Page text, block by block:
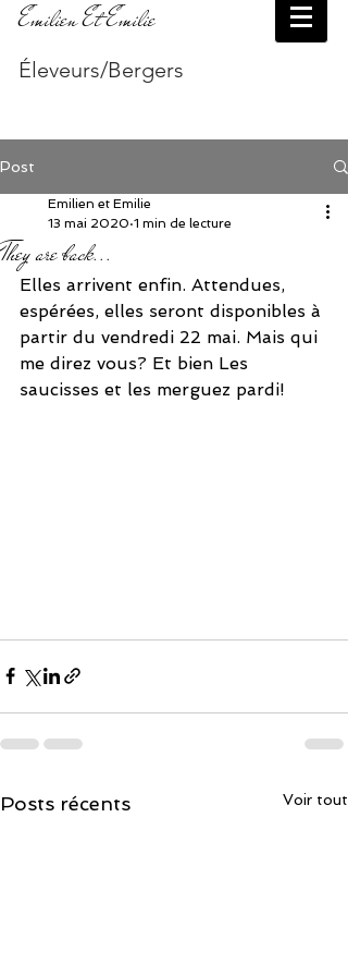
Emilien Et Emilie
Éleveurs/Bergers
Post
They are back...
Emilien et Emilie
13 mai 2020 1 min de lecture
Elles arrivent enfin. Attendues,
espérées, elles seront disponibles à
partir du vendredi 22 mai. Mais qui
me direz vous? Et bien Les
saucisses et les merguez pardi!
Posts récents Voir tout